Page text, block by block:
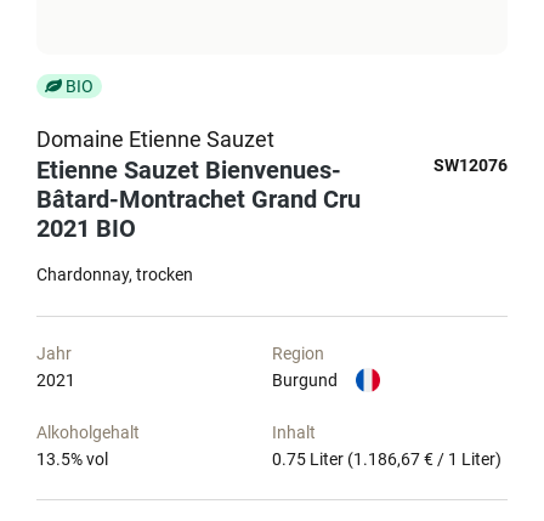
BIO
Domaine Etienne Sauzet
Etienne Sauzet Bienvenues-
Bâtard-Montrachet Grand Cru
2021 BIO
SW12076
Chardonnay trocken
Jahr
2021
Region
Burgund
Alkoholgehalt
13.5% vol
Inhalt
0.75 Liter (1.186,67 € / 1 Liter)